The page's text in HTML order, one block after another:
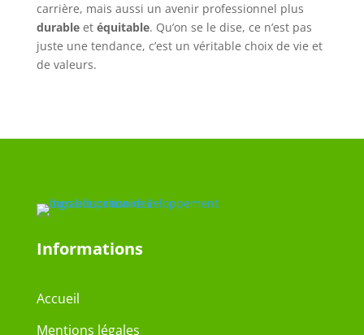
carrière, mais aussi un avenir professionnel plus
durableet équitable. Qu’on se le dise, ce n’est pas
juste une tendance, c’est un véritable choix de vie et
de valeurs.
Informations
Accueil
Mentions légales